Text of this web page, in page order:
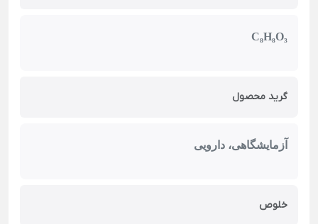
C₈H₈O₃
گرید محصول
آزمایشگاهی، دارویی
خلوص